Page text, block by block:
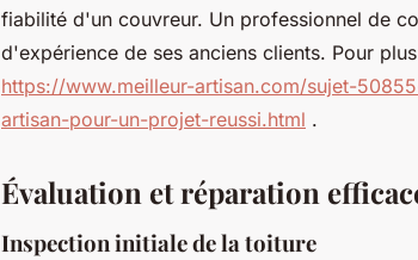
fiabilité d'un couvreur. Un professionnel de
d'expérience de ses anciens clients. Pour
https://www.meilleur-artisan.com/sujet-
artisan-pour-un-projet-reussi.html .
Évaluation et réparation
Inspection initiale de la toiture